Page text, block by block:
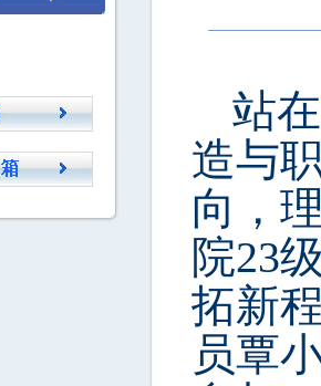
站
造与
向，
院23
拓新
员覃